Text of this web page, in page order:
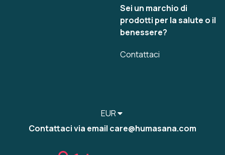
Sei un marchio di
prodotti per la salute o il
benessere?
Contattaci
EUR
Contattaci via email care@humasana.com